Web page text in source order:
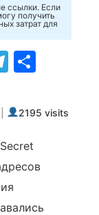
ссылки. Если
получить
затрат для
2195 visits